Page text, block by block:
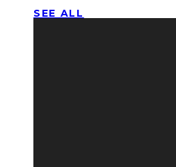
SEE ALL